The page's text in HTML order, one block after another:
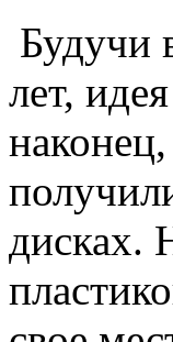
Будучи
лет,
дисках.